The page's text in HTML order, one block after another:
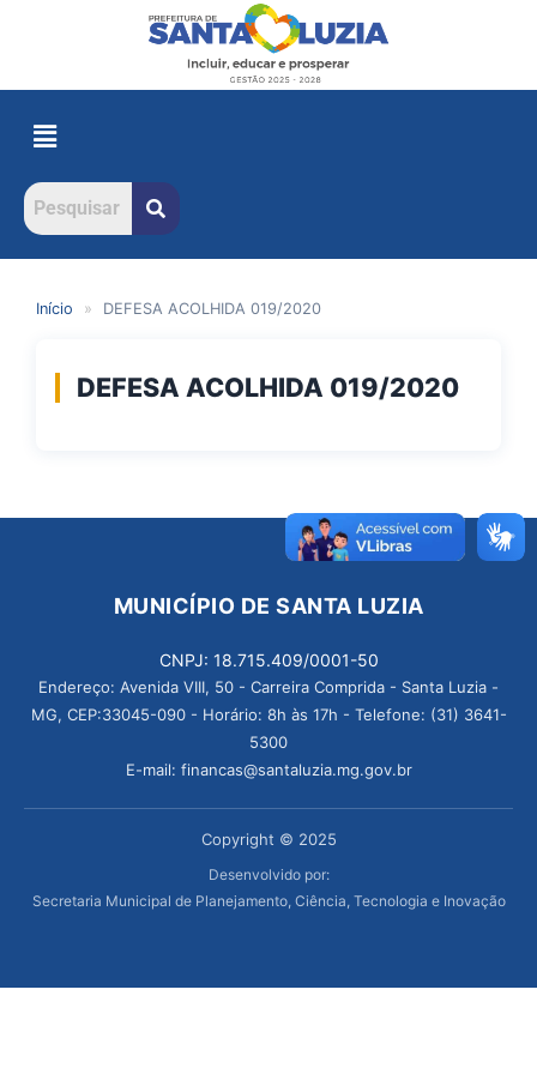
Início » DEFESA ACOLHIDA 019/2020
DEFESA ACOLHIDA 019/2020
MUNICÍPIO DE SANTA LUZIA
CNPJ: 18.715.409/0001-50
Endereço: Avenida VIII, 50 - Carreira Comprida - Santa Luzia -
MG, CEP:33045-090 - Horário: 8h às 17h - Telefone: (31) 3641-
5300
E-mail: financas@santaluzia.mg.gov.br
Copyright © 2025
Desenvolvido por:
Secretaria Municipal de Planejamento, Ciência, Tecnologia e Inovação